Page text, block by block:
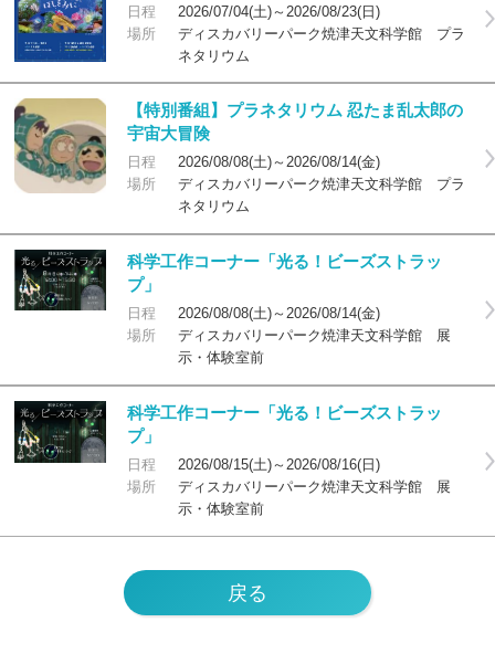
日程
2026/07/04(土)～2026/08/23(日)
場所
ディスカバリーパーク焼津天文科学館 プラ
ネタリウム
【特別番組】プラネタリウム 忍たま乱太郎の
宇宙大冒険
日程
2026/08/08(土)～2026/08/14(金)
場所
ディスカバリーパーク焼津天文科学館 プラ
ネタリウム
科学工作コーナー「光る！ビーズストラッ
プ」
日程
2026/08/08(土)～2026/08/14(金)
場所
ディスカバリーパーク焼津天文科学館 展
示・体験室前
科学工作コーナー「光る！ビーズストラッ
プ」
日程
2026/08/15(土)～2026/08/16(日)
場所
ディスカバリーパーク焼津天文科学館 展
示・体験室前